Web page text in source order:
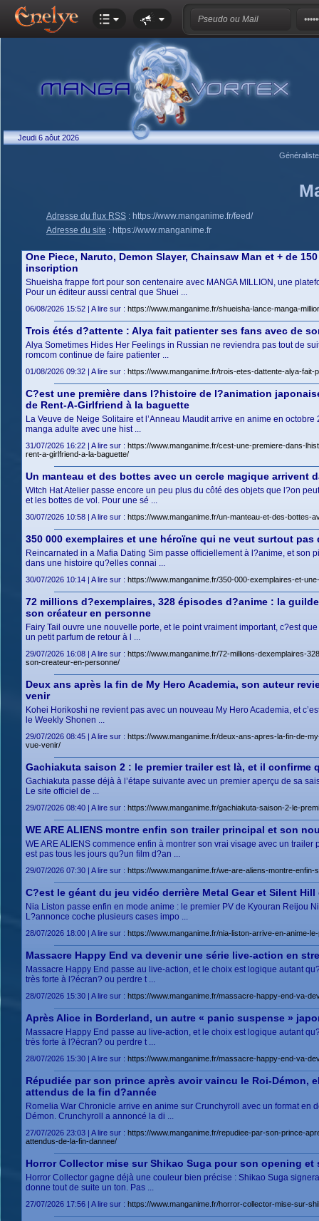
Jeudi 6 aôut 2026
Adresse du flux RSS : https://www.manganime.fr/feed/
Adresse du site : https://www.manganime.fr
One Piece, Naruto, Demon Slayer, Chainsaw Man et + de
inscription
Shueisha frappe fort pour son centenaire avec MANGA MILLION, une
Pour un éditeur aussi central que Shuei ...
06/08/2026 15:52 | A lire sur : https://www.manganime.fr/shueisha-lance-manga-
Trois étés d?attente : Alya fait patienter ses fans avec de
Alya Sometimes Hides Her Feelings in Russian ne reviendra pas tout de
romcom continue de faire patienter ...
01/08/2026 09:32 | A lire sur : https://www.manganime.fr/trois-etes-dattente-alya-
C?est une première dans l?histoire de l?animation
de Rent-A-Girlfriend à la baguette
La Veuve de Neige Solitaire et l’Anneau Maudit arrive en anime en
manga adulte avec une hist ...
31/07/2026 16:22 | A lire sur : https://www.manganime.fr/cest-une-premiere-dans-
rent-a-girlfriend-a-la-baguette/
Un manteau et des bottes avec un cercle magique arrivent
Witch Hat Atelier passe encore un peu plus du côté des objets que l?on
et les bottes de vol. Pour une sé ...
30/07/2026 10:58 | A lire sur : https://www.manganime.fr/un-manteau-et-des-bottes-
350 000 exemplaires et une héroïne qui ne veut surtout
Reincarnated in a Mafia Dating Sim passe officiellement à l?anime, et
dans une histoire qu?elles connai ...
30/07/2026 10:14 | A lire sur : https://www.manganime.fr/350-000-exemplaires-et-
72 millions d?exemplaires, 328 épisodes d?anime : la
son créateur en personne
Fairy Tail ouvre une nouvelle porte, et le point vraiment important, c?est
un petit parfum de retour à l ...
29/07/2026 16:08 | A lire sur : https://www.manganime.fr/72-millions-dexemplaires-
son-createur-en-personne/
Deux ans après la fin de My Hero Academia, son auteur
venir
Kohei Horikoshi ne revient pas avec un nouveau My Hero Academia, et
le Weekly Shonen ...
29/07/2026 08:45 | A lire sur : https://www.manganime.fr/deux-ans-apres-la-fin-de-
vue-venir/
Gachiakuta saison 2 : le premier trailer est là, et il confirme
Gachiakuta passe déjà à l’étape suivante avec un premier aperçu de sa
Le site officiel de ...
29/07/2026 08:40 | A lire sur : https://www.manganime.fr/gachiakuta-saison-2-le-
WE ARE ALIENS montre enfin son trailer principal et son
WE ARE ALIENS commence enfin à montrer son vrai visage avec un
est pas tous les jours qu?un film d?an ...
29/07/2026 07:30 | A lire sur : https://www.manganime.fr/we-are-aliens-montre-
C?est le géant du jeu vidéo derrière Metal Gear et Silent
Nia Liston passe enfin en mode anime : le premier PV de Kyouran Reijou
L?annonce coche plusieurs cases impo ...
28/07/2026 18:00 | A lire sur : https://www.manganime.fr/nia-liston-arrive-en-anime-
Massacre Happy End va devenir une série live-action en
Massacre Happy End passe au live-action, et le choix est logique autant
très forte à l?écran? ou perdre t ...
28/07/2026 15:30 | A lire sur : https://www.manganime.fr/massacre-happy-end-va-
Après Alice in Borderland, un autre « panic suspense »
Massacre Happy End passe au live-action, et le choix est logique autant
très forte à l?écran? ou perdre t ...
28/07/2026 15:30 | A lire sur : https://www.manganime.fr/massacre-happy-end-va-
Répudiée par son prince après avoir vaincu le Roi-
attendus de la fin d?année
Romelia War Chronicle arrive en anime sur Crunchyroll avec un format
Démon. Crunchyroll a annoncé la di ...
27/07/2026 23:03 | A lire sur : https://www.manganime.fr/repudiee-par-son-prince-
attendus-de-la-fin-dannee/
Horror Collector mise sur Shikao Suga pour son opening et
Horror Collector gagne déjà une couleur bien précise : Shikao Suga
donne tout de suite un ton. Pas ...
27/07/2026 17:56 | A lire sur : https://www.manganime.fr/horror-collector-mise-sur-